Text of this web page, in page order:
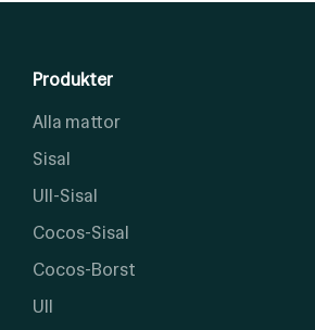
Produkter
Alla mattor
Sisal
Ull-Sisal
Cocos-Sisal
Cocos-Borst
Ull